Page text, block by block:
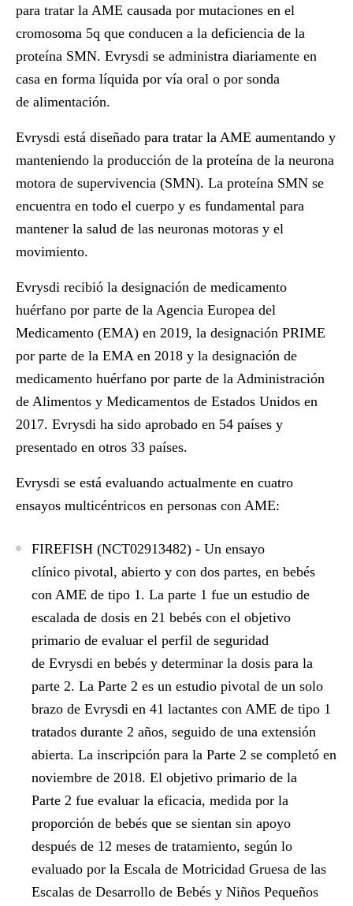
para tratar la AME causada por mutaciones en el
cromosoma 5q que conducen a la deficiencia de la
proteína SMN. Evrysdi se administra diariamente en
casa en forma líquida por vía oral o por sonda
de alimentación.
Evrysdi está diseñado para tratar la AME aumentando y
manteniendo la producción de la proteína de la neurona
motora de supervivencia (SMN). La proteína SMN se
encuentra en todo el cuerpo y es fundamental para
mantener la salud de las neuronas motoras y el
movimiento.
Evrysdi recibió la designación de medicamento
huérfano por parte de la Agencia Europea del
Medicamento (EMA) en 2019, la designación PRIME
por parte de la EMA en 2018 y la designación de
medicamento huérfano por parte de la Administración
de Alimentos y Medicamentos de Estados Unidos en
2017. Evrysdi ha sido aprobado en 54 países y
presentado en otros 33 países.
Evrysdi se está evaluando actualmente en cuatro
ensayos multicéntricos en personas con AME:
FIREFISH (NCT02913482) - Un ensayo
clínico pivotal, abierto y con dos partes, en bebés
con AME de tipo 1. La parte 1 fue un estudio de
escalada de dosis en 21 bebés con el objetivo
primario de evaluar el perfil de seguridad
de Evrysdi en bebés y determinar la dosis para la
parte 2. La Parte 2 es un estudio pivotal de un solo
brazo de Evrysdi en 41 lactantes con AME de tipo 1
tratados durante 2 años, seguido de una extensión
abierta. La inscripción para la Parte 2 se completó en
noviembre de 2018. El objetivo primario de la
Parte 2 fue evaluar la eficacia, medida por la
proporción de bebés que se sientan sin apoyo
después de 12 meses de tratamiento, según lo
evaluado por la Escala de Motricidad Gruesa de las
Escalas de Desarrollo de Bebés y Niños Pequeños